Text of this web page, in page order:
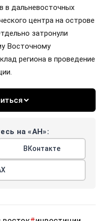
в дальневосточных
центра на острове
затронули
Восточному
региона в проведение
на «АН»:
ВКонтакте